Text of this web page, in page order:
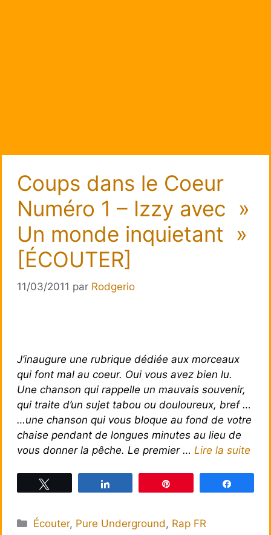
Coups dans le Coeur
Numéro 1 – Izzy avec »
Un monde inquietant »
[ÉCOUTER]
11/03/2011 par Rodgerio
J’inaugure une rubrique dédiée aux morceaux
qui font mal au coeur. Oui vous avez bien lu.
Une chanson qui rappelle un mauvais souvenir,
qui traite d’un sujet tabou ou douloureux, bref …
…une chanson qui vous bloque au fond de votre
chaise pendant de longues minutes au lieu de
vous donner la pêche. Le premier … Lire la suite
Catégories
Écouter, Pure Underground, Rap FR